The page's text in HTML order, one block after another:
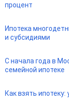
процент
Ипотека
и субсидиями
С начала года в
семейной ипотеке
Как взять